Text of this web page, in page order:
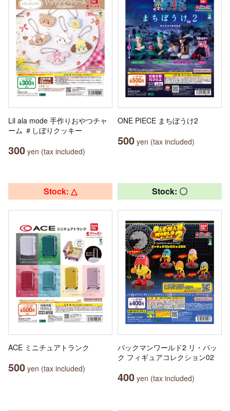
Lil ala mode 手作りおやつチャ
ーム ＃しぼりクッキー
300 yen (tax included)
ONE PIECE まちぼうけ2
500 yen (tax included)
Stock: △
ACE ミニチュアトランク
500 yen (tax included)
Stock: 〇
パックマンワールド2 リ・パッ
ク フィギュアコレクション02
400 yen (tax included)